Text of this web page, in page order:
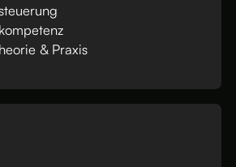
& Praxis